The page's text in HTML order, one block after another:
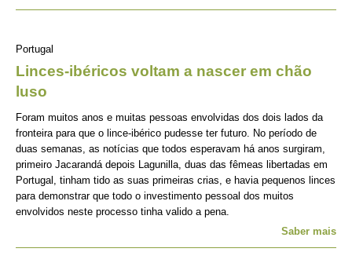
Portugal
Linces-ibéricos voltam a nascer em chão
luso
Foram muitos anos e muitas pessoas envolvidas dos dois lados da
fronteira para que o lince-ibérico pudesse ter futuro. No período de
duas semanas, as notícias que todos esperavam há anos surgiram,
primeiro Jacarandá depois Lagunilla, duas das fêmeas libertadas em
Portugal, tinham tido as suas primeiras crias, e havia pequenos linces
para demonstrar que todo o investimento pessoal dos muitos
envolvidos neste processo tinha valido a pena.
Saber mais